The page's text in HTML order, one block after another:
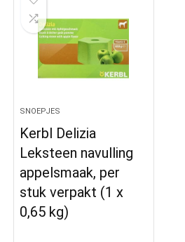
SNOEPJES
Kerbl Delizia
Leksteen navulling
appelsmaak, per
stuk verpakt (1 x
0,65 kg)